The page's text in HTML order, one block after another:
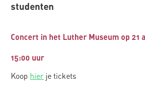
studenten
Concert in het Luther Museum op 21
15:00 uur
Koop hier je tickets